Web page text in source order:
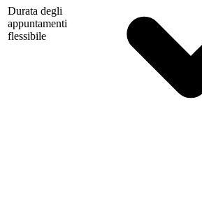
Durata degli
appuntamenti
flessibile